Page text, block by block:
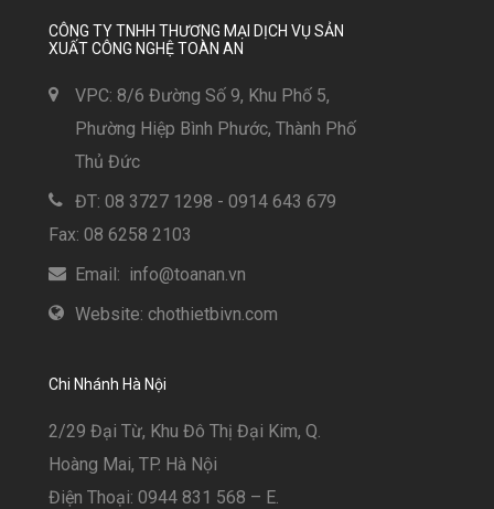
CÔNG TY TNHH THƯƠNG MẠI DỊCH VỤ SẢN
XUẤT CÔNG NGHỆ TOÀN AN
VPC: 8/6 Đường Số 9, Khu Phố 5,
Phường Hiệp Bình Phước, Thành Phố
Thủ Đức
ĐT: 08 3727 1298 - 0914 643 679
Fax: 08 6258 2103
Email: info@toanan.vn
Website: chothietbivn.com
Chi Nhánh Hà Nội
2/29 Đại Từ, Khu Đô Thị Đại Kim, Q.
Hoàng Mai, TP. Hà Nội
Điện Thoại: 0944 831 568 – E.